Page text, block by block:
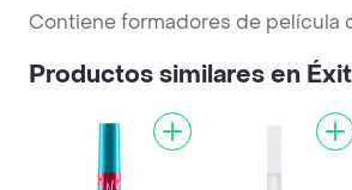
Contiene formadores de película
Productos similares en